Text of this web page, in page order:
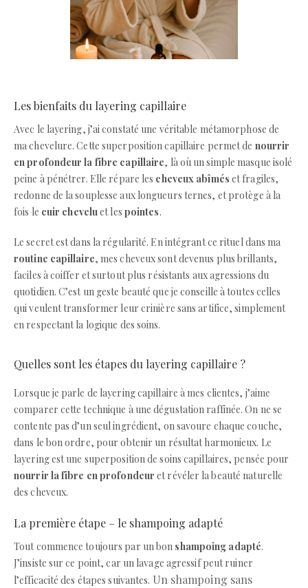
Les bienfaits du layering capillaire
Avec le layering, j’ai constaté une véritable métamorphose de
ma chevelure. Cette superposition capillaire permet de nourrir
en profondeur la fibre capillaire, là où un simple masque isolé
peine à pénétrer. Elle répare les cheveux abîmés et fragiles,
redonne de la souplesse aux longueurs ternes, et protège à la
fois le cuir chevelu et les pointes.
Le secret est dans la régularité. En intégrant ce rituel dans ma
routine capillaire, mes cheveux sont devenus plus brillants,
faciles à coiffer et surtout plus résistants aux agressions du
quotidien. C’est un geste beauté que je conseille à toutes celles
qui veulent transformer leur crinière sans artifice, simplement
en respectant la logique des soins.
Quelles sont les étapes du layering capillaire ?
Lorsque je parle de layering capillaire à mes clientes, j’aime
comparer cette technique à une dégustation raffinée. On ne se
contente pas d’un seul ingrédient, on savoure chaque couche,
dans le bon ordre, pour obtenir un résultat harmonieux. Le
layering est une superposition de soins capillaires, pensée pour
nourrir la fibre en profondeur et révéler la beauté naturelle
des cheveux.
La première étape – le shampoing adapté
Tout commence toujours par un bon shampoing adapté.
J’insiste sur ce point, car un lavage agressif peut ruiner
l’efficacité des étapes suivantes. Un shampoing sans